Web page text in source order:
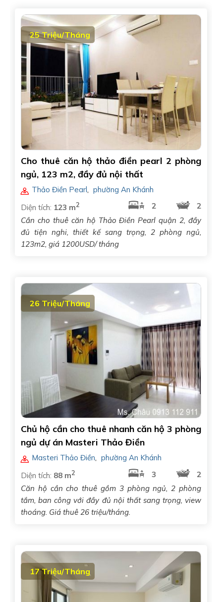
25 Triệu/Tháng
Cho thuê căn hộ thảo điền pearl 2 phòng
ngủ, 123 m2, đầy đủ nội thất
Thảo Điền Pearl
phường An Khánh
Diện tích: 123 m2 2
2
Cần cho thuê căn hộ Thảo Điền Pearl quận 2, đầy
đủ tiện nghi, thiết kế sang trọng, 2 phòng ngủ,
123m2, giá 1200USD/ tháng
26 Triệu/Tháng
Chủ hộ cần cho thuê nhanh căn hộ 3 phòng
ngủ dự án Masteri Thảo Điền
Masteri Thảo Điền, phường An Khánh
Diện tích: 88 m2 3
2
Căn hộ cần cho thuê gồm 3 phòng ngủ, 2 phòng
tắm, ban công với đầy đủ nội thất sang trọng, view
thoáng. Giá thuê 26 triệu/tháng.
17 Triệu/Tháng